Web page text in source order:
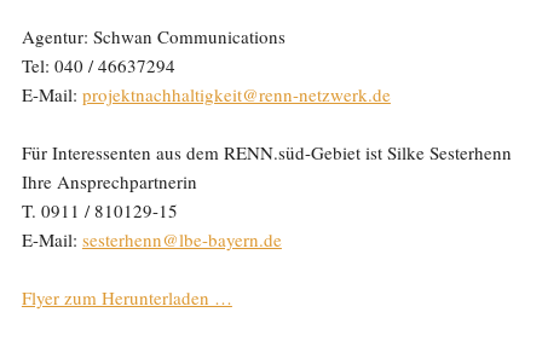
Agentur: Schwan Communications
Tel: 040 / 46637294
E-Mail: projektnachhaltigkeit@renn-netzwerk.de
Für Interessenten aus dem RENN.süd-Gebiet ist Silke Sesterhenn
Ihre Ansprechpartnerin
T. 0911 / 810129-15
E-Mail: sesterhenn@lbe-bayern.de
Flyer zum Herunterladen …